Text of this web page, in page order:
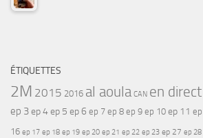
ÉTIQUETTES
2M 2015 2016 al aoula CAN en direct
ep 3ep 4ep 5 ep 6 ep 7 ep 8 ep 9 ep 10 ep 11
16 ep 17 ep 18 ep 19 ep 20 ep 21 ep 22 ep 23 ep 27 ep 28